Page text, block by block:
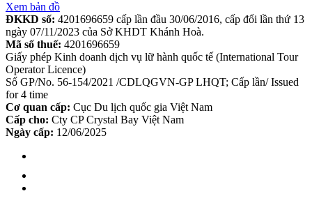
Xem bản đồ
ĐKKD số: 4201696659 cấp lần đầu 30/06/2016, cấp đổi lần thứ 13
ngày 07/11/2023 của Sở KHDT Khánh Hoà.
Mã số thuế: 4201696659
Giấy phép Kinh doanh dịch vụ lữ hành quốc tế (International Tour
Operator Licence)
Số GP/No. 56-154/2021 /CDLQGVN-GP LHQT; Cấp lần/ Issued
for 4 time
Cơ quan cấp: Cục Du lịch quốc gia Việt Nam
Cấp cho: Cty CP Crystal Bay Việt Nam
Ngày cấp: 12/06/2025